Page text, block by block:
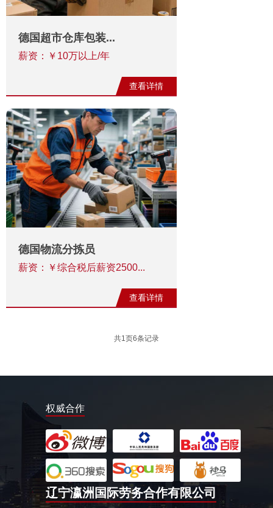
德国超市仓库包装...
薪资：￥10万以上/年
查看详情
德国物流分拣员
薪资：￥综合税后薪资2500...
查看详情
共1页6条记录
权威合作
辽宁瀛洲国际劳务合作有限公司